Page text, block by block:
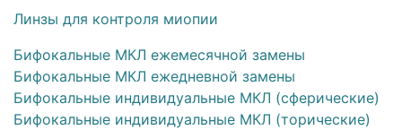
Линзы для контроля миопии
Бифокальные МКЛ ежемесячной замены
Бифокальные МКЛ ежедневной замены
Бифокальные индивидуальные МКЛ (сферические)
Бифокальные индивидуальные МКЛ (торические)